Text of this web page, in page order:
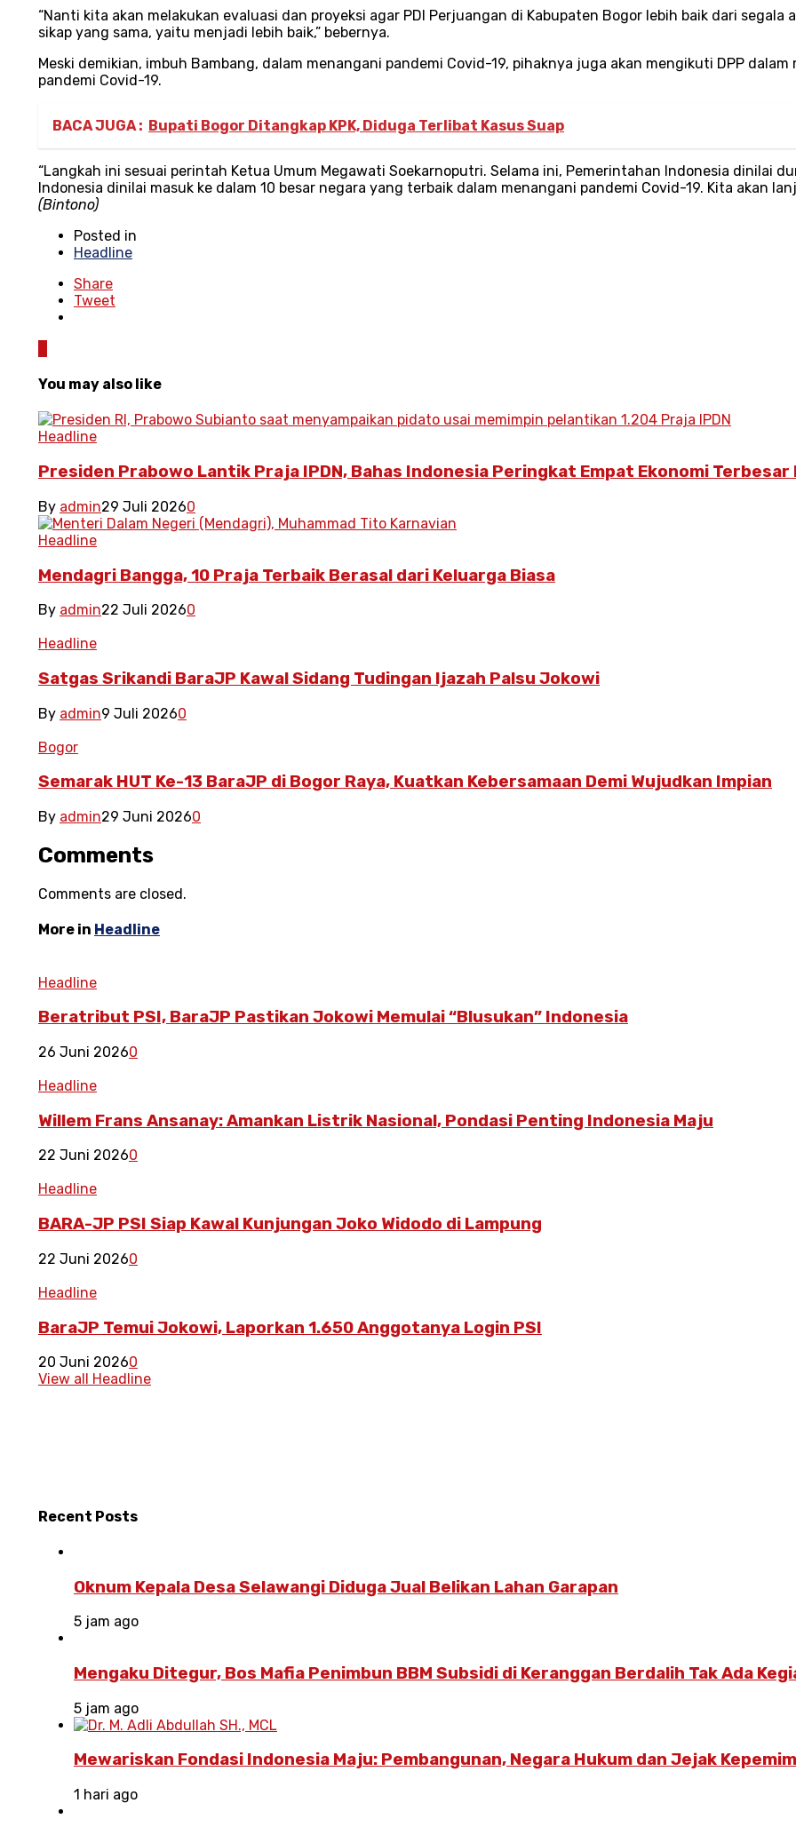
“Nanti kita akan melakukan evaluasi dan proyeksi agar PDI Perjuangan di Kabupaten Bogor lebih baik dari
sikap yang sama, yaitu menjadi lebih baik,” bebernya.
Meski demikian, imbuh Bambang, dalam menangani pandemi Covid-19, pihaknya juga akan mengikuti DPP
pandemi Covid-19.
BACA JUGA : Bupati Bogor Ditangkap KPK, Diduga Terlibat Kasus Suap
“Langkah ini sesuai perintah Ketua Umum Megawati Soekarnoputri. Selama ini, Pemerintahan Indonesia dinilai
Indonesia dinilai masuk ke dalam 10 besar negara yang terbaik dalam menangani pandemi Covid-19. Kita akan
(Bintono)
Posted in
Headline
Share
Tweet
You may also like
Headline
Presiden Prabowo Lantik Praja IPDN, Bahas Indonesia Peringkat Empat Ekonomi Terbesar
By admin29 Juli 20260
Headline
Mendagri Bangga, 10 Praja Terbaik Berasal dari Keluarga Biasa
By admin22 Juli 20260
Headline
Satgas Srikandi BaraJP Kawal Sidang Tudingan Ijazah Palsu Jokowi
By admin9 Juli 20260
Bogor
Semarak HUT Ke-13 BaraJP di Bogor Raya, Kuatkan Kebersamaan Demi Wujudkan Impian
By admin29 Juni 20260
Comments
Comments are closed.
More in Headline
Headline
Beratribut PSI, BaraJP Pastikan Jokowi Memulai “Blusukan” Indonesia
26 Juni 20260
Headline
Willem Frans Ansanay: Amankan Listrik Nasional, Pondasi Penting Indonesia Maju
22 Juni 20260
Headline
BARA-JP PSI Siap Kawal Kunjungan Joko Widodo di Lampung
22 Juni 20260
Headline
BaraJP Temui Jokowi, Laporkan 1.650 Anggotanya Login PSI
20 Juni 20260
View all Headline
Recent Posts
Oknum Kepala Desa Selawangi Diduga Jual Belikan Lahan Garapan
5 jam ago
Mengaku Ditegur, Bos Mafia Penimbun BBM Subsidi di Keranggan Berdalih Tak Ada
5 jam ago
Mewariskan Fondasi Indonesia Maju: Pembangunan, Negara Hukum dan Jejak
1 hari ago